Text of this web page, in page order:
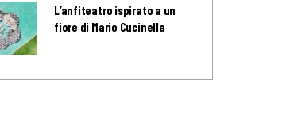
L’anfiteatro ispirato a un
fiore di Mario Cucinella